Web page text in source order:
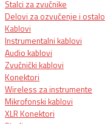
Stalci za zvučnike
Delovi za ozvučenje i ostalo
Kablovi
Instrumentalni kablovi
Audio kablovi
Zvučnički kablovi
Konektori
Wireless za instrumente
Mikrofonski kablovi
XLR Konektori